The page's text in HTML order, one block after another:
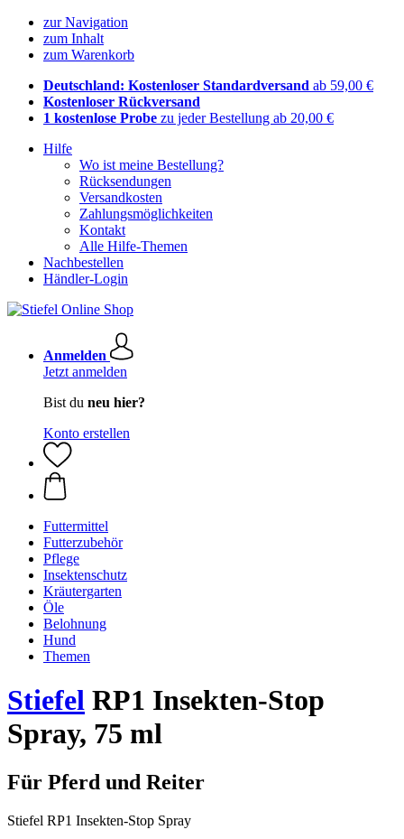
zur Navigation
zum Inhalt
zum Warenkorb
Deutschland: Kostenloser Standardversand ab 59,00 €
Kostenloser Rückversand
1 kostenlose Probe zu jeder Bestellung ab 20,00 €
Hilfe
Wo ist meine Bestellung?
Rücksendungen
Versandkosten
Zahlungsmöglichkeiten
Kontakt
Alle Hilfe-Themen
Nachbestellen
Händler-Login
Anmelden
Jetzt anmelden
Bist du neu hier?
Konto erstellen
Futtermittel
Futterzubehör
Pflege
Insektenschutz
Kräutergarten
Öle
Belohnung
Hund
Themen
Stiefel RP1 Insekten-Stop
Spray, 75 ml
Für Pferd und Reiter
Stiefel RP1 Insekten-Stop Spray